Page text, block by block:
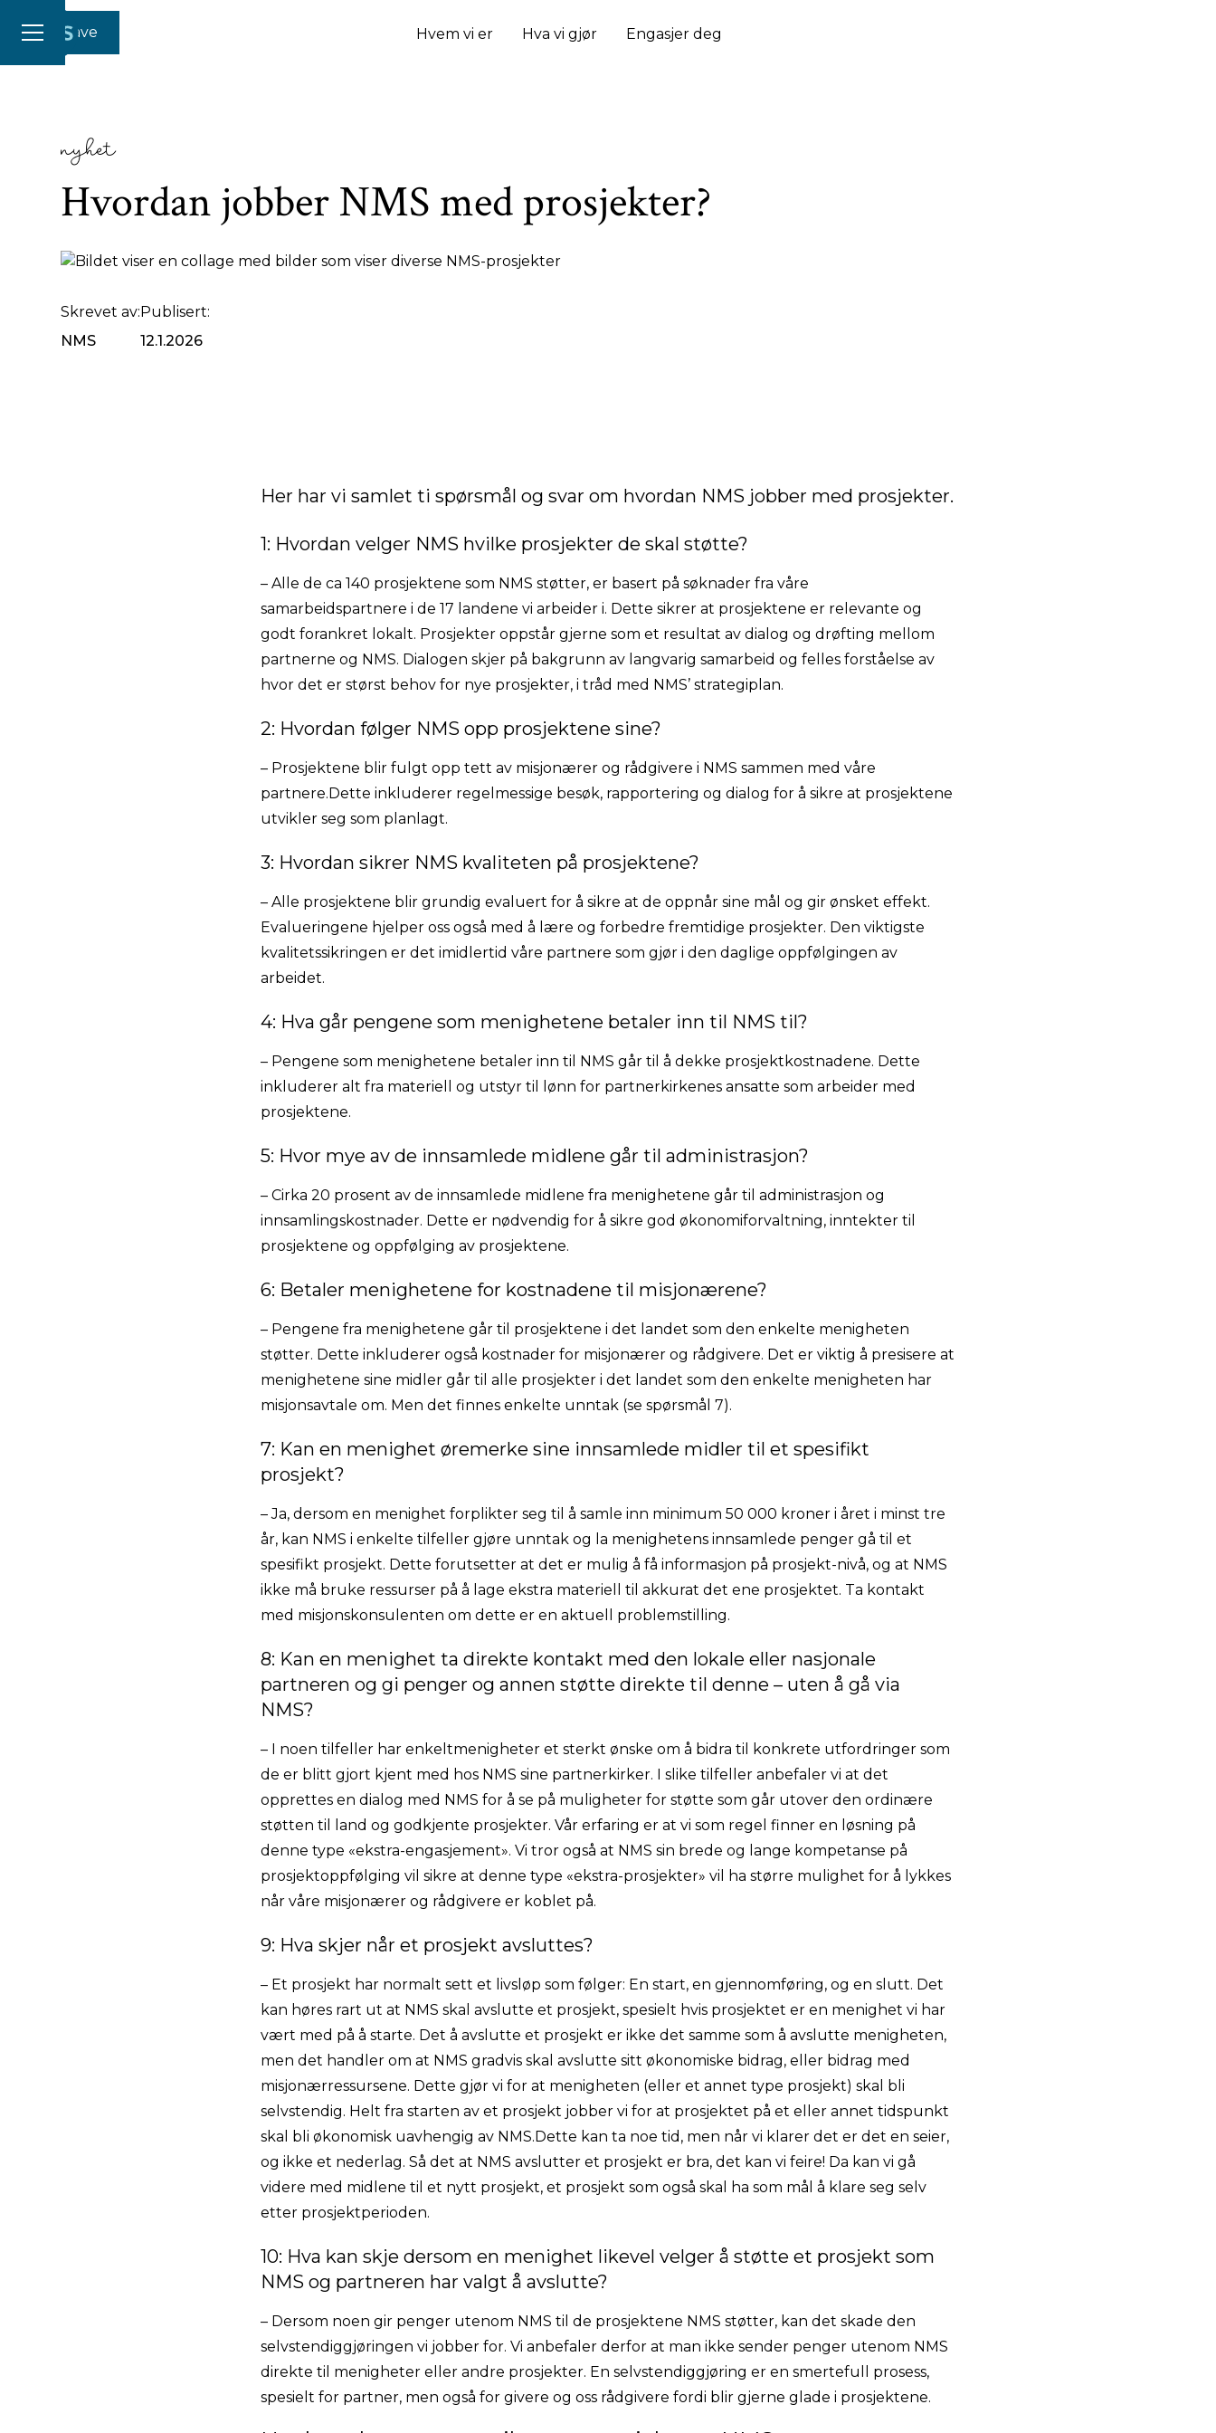
Hvem vi er Hva vi gjør Engasjer deg
Gi en gave
nyhet
Hvordan jobber NMS med prosjekter?
Skrevet av:
NMS
Publisert:
12.1.2026
Her har vi samlet ti spørsmål og svar om hvordan NMS jobber med prosjekter.
1: Hvordan velger NMS hvilke prosjekter de skal støtte?
– Alle de ca 140 prosjektene som NMS støtter, er basert på søknader fra våre
samarbeidspartnere i de 17 landene vi arbeider i. Dette sikrer at prosjektene er relevante og
godt forankret lokalt. Prosjekter oppstår gjerne som et resultat av dialog og drøfting mellom
partnerne og NMS. Dialogen skjer på bakgrunn av langvarig samarbeid og felles forståelse av
hvor det er størst behov for nye prosjekter, i tråd med NMS’ strategiplan.
2: Hvordan følger NMS opp prosjektene sine?
– Prosjektene blir fulgt opp tett av misjonærer og rådgivere i NMS sammen med våre
partnere.Dette inkluderer regelmessige besøk, rapportering og dialog for å sikre at prosjektene
utvikler seg som planlagt.
3: Hvordan sikrer NMS kvaliteten på prosjektene?
– Alle prosjektene blir grundig evaluert for å sikre at de oppnår sine mål og gir ønsket effekt.
Evalueringene hjelper oss også med å lære og forbedre fremtidige prosjekter. Den viktigste
kvalitetssikringen er det imidlertid våre partnere som gjør i den daglige oppfølgingen av
arbeidet.
4: Hva går pengene som menighetene betaler inn til NMS til?
– Pengene som menighetene betaler inn til NMS går til å dekke prosjektkostnadene. Dette
inkluderer alt fra materiell og utstyr til lønn for partnerkirkenes ansatte som arbeider med
prosjektene.
5: Hvor mye av de innsamlede midlene går til administrasjon?
– Cirka 20 prosent av de innsamlede midlene fra menighetene går til administrasjon og
innsamlingskostnader. Dette er nødvendig for å sikre god økonomiforvaltning, inntekter til
prosjektene og oppfølging av prosjektene.
6: Betaler menighetene for kostnadene til misjonærene?
– Pengene fra menighetene går til prosjektene i det landet som den enkelte menigheten
støtter. Dette inkluderer også kostnader for misjonærer og rådgivere. Det er viktig å presisere at
menighetene sine midler går til alle prosjekter i det landet som den enkelte menigheten har
misjonsavtale om. Men det finnes enkelte unntak (se spørsmål 7).
7: Kan en menighet øremerke sine innsamlede midler til et spesifikt
prosjekt?
– Ja, dersom en menighet forplikter seg til å samle inn minimum 50 000 kroner i året i minst tre
år, kan NMS i enkelte tilfeller gjøre unntak og la menighetens innsamlede penger gå til et
spesifikt prosjekt. Dette forutsetter at det er mulig å få informasjon på prosjekt-nivå, og at NMS
ikke må bruke ressurser på å lage ekstra materiell til akkurat det ene prosjektet. Ta kontakt
med misjonskonsulenten om dette er en aktuell problemstilling.
8: Kan en menighet ta direkte kontakt med den lokale eller nasjonale
partneren og gi penger og annen støtte direkte til denne – uten å gå via
NMS?
– I noen tilfeller har enkeltmenigheter et sterkt ønske om å bidra til konkrete utfordringer som
de er blitt gjort kjent med hos NMS sine partnerkirker. I slike tilfeller anbefaler vi at det
opprettes en dialog med NMS for å se på muligheter for støtte som går utover den ordinære
støtten til land og godkjente prosjekter. Vår erfaring er at vi som regel finner en løsning på
denne type «ekstra-engasjement». Vi tror også at NMS sin brede og lange kompetanse på
prosjektoppfølging vil sikre at denne type «ekstra-prosjekter» vil ha større mulighet for å lykkes
når våre misjonærer og rådgivere er koblet på.
9: Hva skjer når et prosjekt avsluttes?
– Et prosjekt har normalt sett et livsløp som følger: En start, en gjennomføring, og en slutt. Det
kan høres rart ut at NMS skal avslutte et prosjekt, spesielt hvis prosjektet er en menighet vi har
vært med på å starte. Det å avslutte et prosjekt er ikke det samme som å avslutte menigheten,
men det handler om at NMS gradvis skal avslutte sitt økonomiske bidrag, eller bidrag med
misjonærressursene. Dette gjør vi for at menigheten (eller et annet type prosjekt) skal bli
selvstendig. Helt fra starten av et prosjekt jobber vi for at prosjektet på et eller annet tidspunkt
skal bli økonomisk uavhengig av NMS.Dette kan ta noe tid, men når vi klarer det er det en seier,
og ikke et nederlag. Så det at NMS avslutter et prosjekt er bra, det kan vi feire! Da kan vi gå
videre med midlene til et nytt prosjekt, et prosjekt som også skal ha som mål å klare seg selv
etter prosjektperioden.
10: Hva kan skje dersom en menighet likevel velger å støtte et prosjekt som
NMS og partneren har valgt å avslutte?
– Dersom noen gir penger utenom NMS til de prosjektene NMS støtter, kan det skade den
selvstendiggjøringen vi jobber for. Vi anbefaler derfor at man ikke sender penger utenom NMS
direkte til menigheter eller andre prosjekter. En selvstendiggjøring er en smertefull prosess,
spesielt for partner, men også for givere og oss rådgivere fordi blir gjerne glade i prosjektene.